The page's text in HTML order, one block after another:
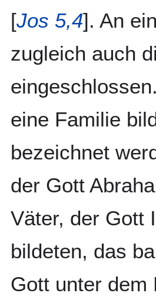
[Jos 5,4]. An
zugleich auch
eine Familie
bezeichnet
der Gott
Väter, der Gott
bildeten, das
Gott unter dem